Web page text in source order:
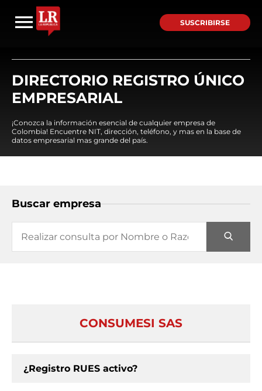
SUSCRIBIRSE
DIRECTORIO REGISTRO ÚNICO
EMPRESARIAL
¡Conozca la información esencial de cualquier empresa de
Colombia! Encuentre NIT, dirección, teléfono, y mas en la base de
datos empresarial mas grande del país.
Buscar empresa
CONSUMESI SAS
¿Registro RUES activo?